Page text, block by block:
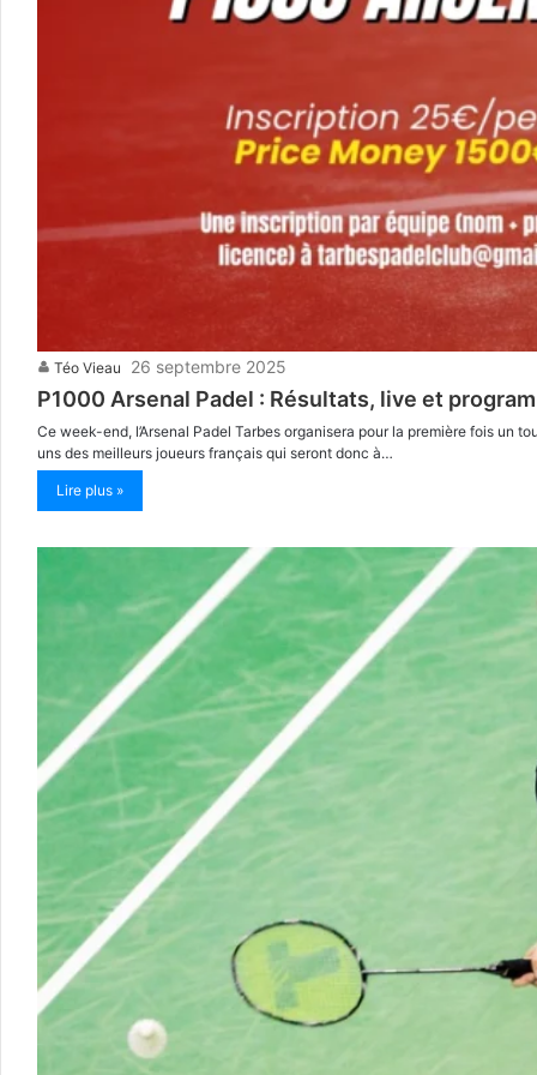
Téo Vieau 26 septembre 2025
P1000 Arsenal Padel : Résultats, live et
Ce week-end, l’Arsenal Padel Tarbes organisera pour la première fois un
uns des meilleurs joueurs français qui seront donc à…
Lire plus »